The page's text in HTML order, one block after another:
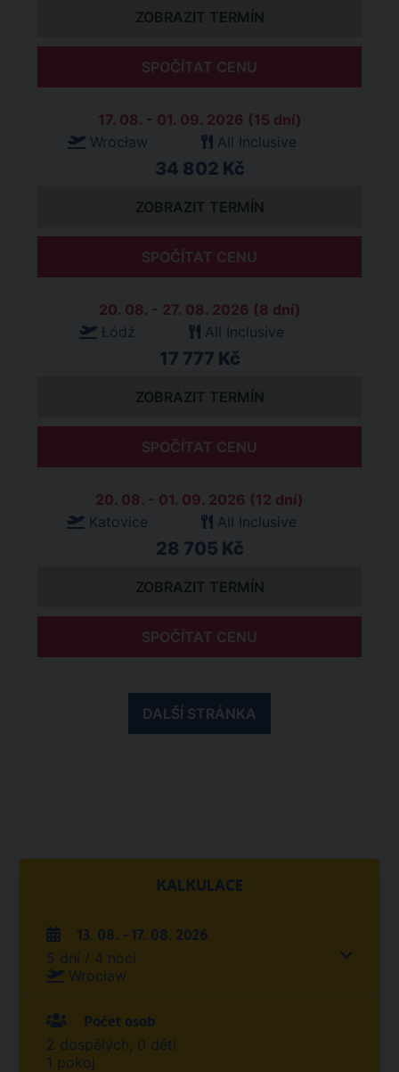
ZOBRAZIT TERMÍN
SPOČÍTAT CENU
17. 08. - 01. 09. 2026 (15 dní)
Wrocław
All Inclusive
34 802 Kč
ZOBRAZIT TERMÍN
SPOČÍTAT CENU
20. 08. - 27. 08. 2026 (8 dní)
Łódź
All Inclusive
17 777 Kč
ZOBRAZIT TERMÍN
SPOČÍTAT CENU
20. 08. - 01. 09. 2026 (12 dní)
Katovice
All Inclusive
28 705 Kč
ZOBRAZIT TERMÍN
SPOČÍTAT CENU
DALŠÍ STRÁNKA
KALKULACE
13. 08. - 17. 08. 2026
5 dní / 4 nocí
Wrocław
Počet osob
2 dospělých, 0 dětí
1 pokoj